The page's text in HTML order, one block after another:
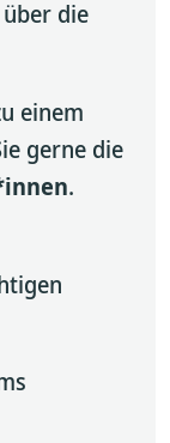
die
einem
gerne die
.